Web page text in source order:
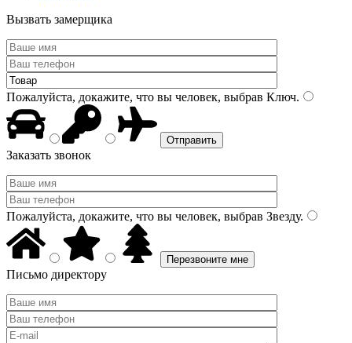
Вызвать замерщика
Пожалуйста, докажите, что вы человек, выбрав Ключ.
Заказать звонок
Пожалуйста, докажите, что вы человек, выбрав Звезду.
Письмо директору